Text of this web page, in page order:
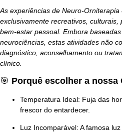
As experiências de Neuro-
exclusivamente recreativos,
bem-estar pessoal. Embora
neurociências, estas atividades não
diagnóstico, aconselhamento ou
clínico
🎯 Porquê escolher a nossa
Temperatura Ideal: Fuja das
frescor do entardecer.
Luz Incomparável: A famosa